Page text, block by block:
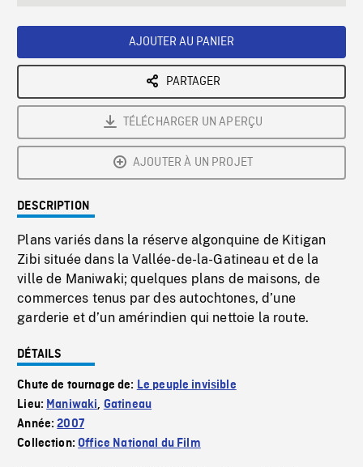
AJOUTER AU PANIER
PARTAGER
TÉLÉCHARGER UN APERÇU
AJOUTER À UN PROJET
DESCRIPTION
Plans variés dans la réserve algonquine de Kitigan
Zibi située dans la Vallée-de-la-Gatineau et de la
ville de Maniwaki; quelques plans de maisons, de
commerces tenus par des autochtones, d’une
garderie et d’un amérindien qui nettoie la route.
DÉTAILS
Chute de tournage de: Le peuple invisible
Lieu: Maniwaki, Gatineau
Année:2007
Collection:Office National du Film